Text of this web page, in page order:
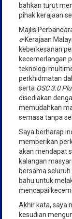
bahkan turut
pihak kerajaan
Majlis
e-Kerajaan
keberkesanan
kecemerlangan
teknologi
perkhidmatan
serta OSC 3.0
disediakan
memudahkan
semasa tanpa
Saya berharap
memberikan
akan mendapat
kalangan
bersama
bahu untuk
mencapai
Akhir kata, saya
kesudian